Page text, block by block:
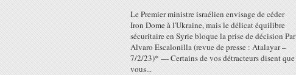
Le Premier ministre israélien envisage de céder
Iron Dome à l'Ukraine, mais le délicat équilibre
sécuritaire en Syrie bloque la prise de décision Par
Alvaro Escalonilla (revue de presse : Atalayar –
7/2/23)* — Certains de vos détracteurs disent que
vous...